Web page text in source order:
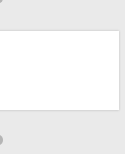
ェック！